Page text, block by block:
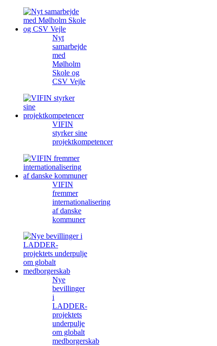
Nyt
samarbejde
med
Mølholm
Skole og
CSV Vejle
VIFIN
styrker sine
projektkompetencer
VIFIN
fremmer
internationalisering
af danske
kommuner
Nye
bevillinger
i
LADDER-
projektets
underpulje
om globalt
medborgerskab